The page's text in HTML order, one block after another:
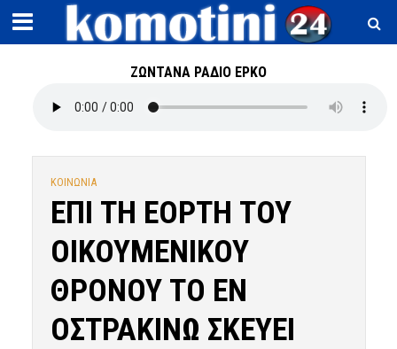
ΖΩΝΤΑΝΑ ΡΑΔΙΟ ΕΡΚΟ
ΚΟΙΝΩΝΙΑ
ΕΠΙ ΤΗ ΕΟΡΤΗ ΤΟΥ
ΟΙΚΟΥΜΕΝΙΚΟΥ
ΘΡΟΝΟΥ ΤΟ ΕΝ
ΟΣΤΡΑΚΙΝΩ ΣΚΕΥΕΙ